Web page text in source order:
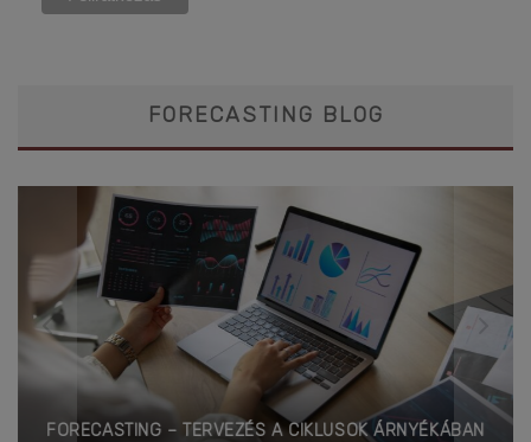
FORECASTING BLOG
FORECASTING – TERVEZÉS A CIKLUSOK ÁRNYÉKÁBAN